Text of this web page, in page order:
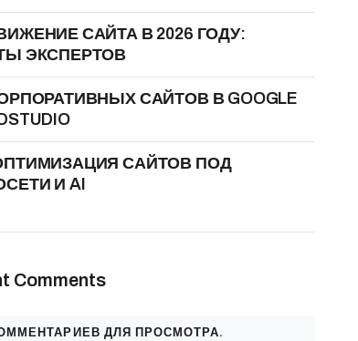
САЙТА В 2026 ГОДУ:
ЭКСПЕРТОВ
САЙТОВ В GOOGLE
САЙТОВ ПОД
И AI
Comments
ДЛЯ ПРОСМОТРА.